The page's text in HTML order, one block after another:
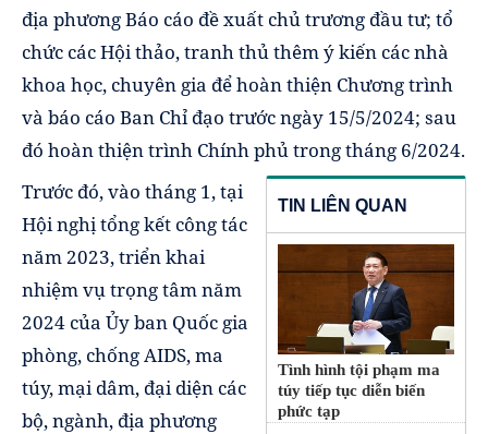
địa phương Báo cáo đề xuất chủ trương đầu tư; tổ
chức các Hội thảo, tranh thủ thêm ý kiến các nhà
khoa học, chuyên gia để hoàn thiện Chương trình
và báo cáo Ban Chỉ đạo trước ngày 15/5/2024; sau
đó hoàn thiện trình Chính phủ trong tháng 6/2024.
TIN LIÊN QUAN
Tình hình tội phạm ma
túy tiếp tục diễn biến
phức tạp
Trước đó, vào tháng 1, tại
Hội nghị tổng kết công tác
năm 2023, triển khai
nhiệm vụ trọng tâm năm
2024 của Ủy ban Quốc gia
phòng, chống AIDS, ma
túy, mại dâm, đại diện các
bộ, ngành, địa phương